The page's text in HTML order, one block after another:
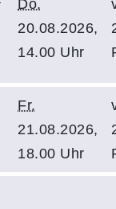
Do.
20.08.2026,
14.00 Uhr
Fr.
21.08.2026,
18.00 Uhr